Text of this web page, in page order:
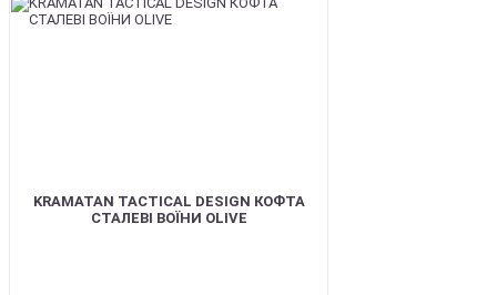
KRAMATAN TACTICAL DESIGN КОФТА
СТАЛЕВІ ВОЇНИ OLIVE